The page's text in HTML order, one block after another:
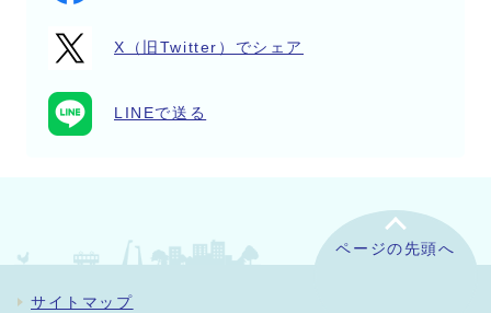
X（旧Twitter）でシェア
LINEで送る
ページの先頭へ
サイトマップ